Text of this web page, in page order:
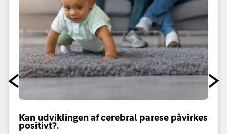
Kan udviklingen af cerebral parese påvirkes
positivt?.